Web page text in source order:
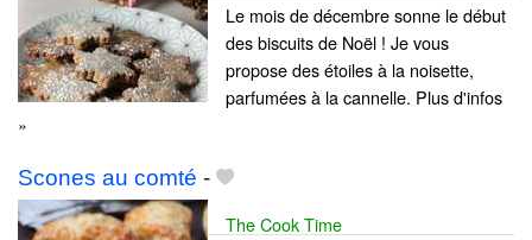
Le mois de décembre sonne le début
des biscuits de Noël ! Je vous
propose des étoiles à la noisette,
parfumées à la cannelle. Plus d'infos
»
Scones au comté -
The Cook Time